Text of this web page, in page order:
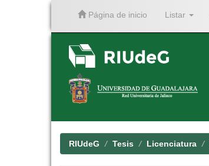
Página de inicio Listar
RIUdeG Tesis Licenciatura